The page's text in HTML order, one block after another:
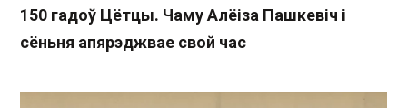
150 гадоў Цётцы. Чаму Алёіза Пашкевіч і
сёньня апярэджвае свой час